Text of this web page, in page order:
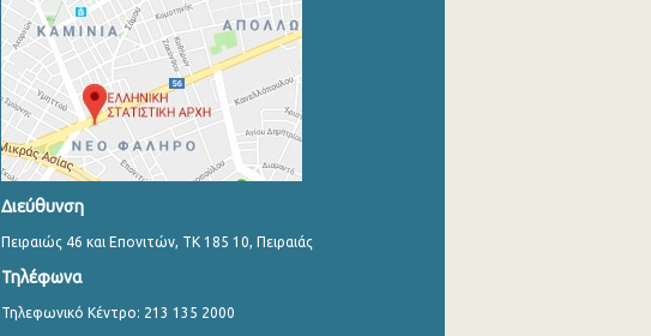
Διεύθυνση
Πειραιώς 46 και Επονιτών, ΤΚ 185 10, Πειραιάς
Τηλέφωνα
Τηλεφωνικό Κέντρο: 213 135 2000